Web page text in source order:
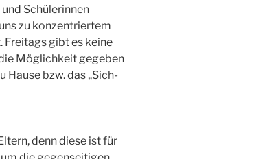
Schülerinnen
zu konzentriertem
gibt es keine
Möglichkeit gegeben
Hause bzw. das „Sich-
denn diese ist für